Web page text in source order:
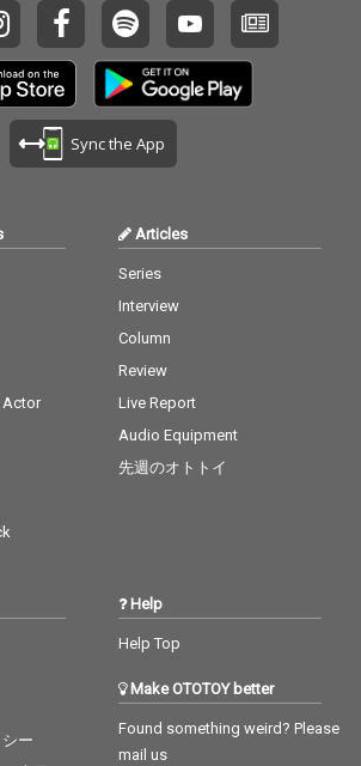
Sync the App
Actor
Articles
Series
Interview
Column
Review
Live Report
Audio Equipment
先週のオトトイ
ー
Help
Help Top
Make OTOTOY better
Found something weird? Please
mail us